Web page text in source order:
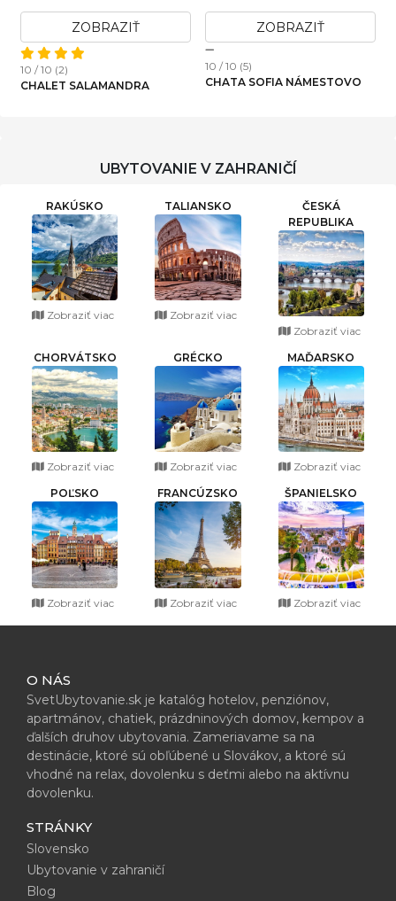
CHATA SOFIA NÁMESTOVO
APARTMÁN EMES
UBYTOVANIE V ZAHRANIČÍ
RAKÚSKO
Zobraziť viac
TALIANSKO
Zobraziť viac
ČESKÁ
REPUBLIKA
Zobraziť viac
CHORVÁTSKO
Zobraziť viac
GRÉCKO
Zobraziť viac
MAĎARSKO
Zobraziť viac
POĽSKO
Zobraziť viac
FRANCÚZSKO
Zobraziť viac
ŠPANIELSKO
Zobraziť viac
O NÁS
SvetUbytovanie.sk je katalóg hotelov, penziónov,
apartmánov, chatiek, prázdninových domov, kempov a
ďalších druhov ubytovania. Zameriavame sa na
destinácie, ktoré sú obľúbené u Slovákov, a ktoré sú
vhodné na relax, dovolenku s deťmi alebo na aktívnu
dovolenku.
STRÁNKY
Slovensko
Ubytovanie v zahraničí
Blog